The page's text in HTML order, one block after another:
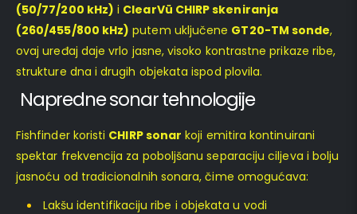
(50/77/200 kHz) i ClearVü CHIRP skeniranja
(260/455/800 kHz) putem uključene GT20-TM sonde,
ovaj uređaj daje vrlo jasne, visoko kontrastne prikaze ribe,
strukture dna i drugih objekata ispod plovila.
Napredne sonar tehnologije
Fishfinder koristi CHIRP sonar koji emitira kontinuirani
spektar frekvencija za poboljšanu separaciju ciljeva i bolju
jasnoću od tradicionalnih sonara, čime omogućava:
Lakšu identifikaciju ribe i objekata u vodi